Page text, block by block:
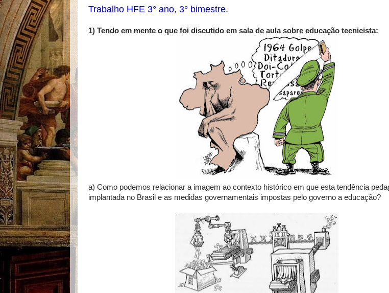
Trabalho HFE 3° ano, 3° bimestre.
1) Tendo em mente o que foi discutido em sala de aula sobre educação tecnicista:
a) Como podemos relacionar a imagem ao contexto histórico em que esta tendência
implantada no Brasil e as medidas governamentais impostas pelo governo a educação?